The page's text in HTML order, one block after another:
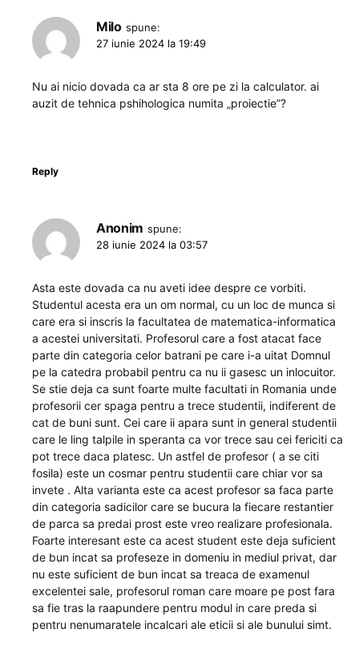
Milo spune:
27 iunie 2024 la 19:49
Nu ai nicio dovada ca ar sta 8 ore pe zi la calculator. ai
auzit de tehnica pshihologica numita „proiectie”?
Reply
Anonim spune:
28 iunie 2024 la 03:57
Asta este dovada ca nu aveti idee despre ce vorbiti.
Studentul acesta era un om normal, cu un loc de munca si
care era si inscris la facultatea de matematica-informatica
a acestei universitati. Profesorul care a fost atacat face
parte din categoria celor batrani pe care i-a uitat Domnul
pe la catedra probabil pentru ca nu ii gasesc un inlocuitor.
Se stie deja ca sunt foarte multe facultati in Romania unde
profesorii cer spaga pentru a trece studentii, indiferent de
cat de buni sunt. Cei care ii apara sunt in general studentii
care le ling talpile in speranta ca vor trece sau cei fericiti ca
pot trece daca platesc. Un astfel de profesor ( a se citi
fosila) este un cosmar pentru studentii care chiar vor sa
invete . Alta varianta este ca acest profesor sa faca parte
din categoria sadicilor care se bucura la fiecare restantier
de parca sa predai prost este vreo realizare profesionala.
Foarte interesant este ca acest student este deja suficient
de bun incat sa profeseze in domeniu in mediul privat, dar
nu este suficient de bun incat sa treaca de examenul
excelentei sale, profesorul roman care moare pe post fara
sa fie tras la raapundere pentru modul in care preda si
pentru nenumaratele incalcari ale eticii si ale bunului simt.